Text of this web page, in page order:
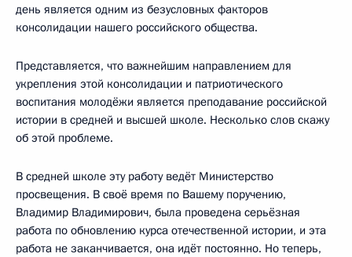
день является одним из безусловных факторов
консолидации нашего российского общества.
Представляется, что важнейшим направлением для
укрепления этой консолидации и патриотического
воспитания молодёжи является преподавание российской
истории в средней и высшей школе. Несколько слов скажу
об этой проблеме.
В средней школе эту работу ведёт Министерство
просвещения. В своё время по Вашему поручению,
Владимир Владимирович, была проведена серьёзная
работа по обновлению курса отечественной истории, и эта
работа не заканчивается, она идёт постоянно. Но теперь,